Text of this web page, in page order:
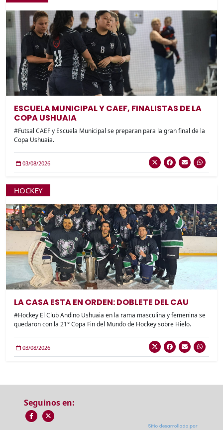
ESCUELA MUNICIPAL Y CAEF, FINALISTAS DE LA
COPA USHUAIA
#Futsal CAEF y Escuela Municipal se preparan para la gran final de la
Copa Ushuaia.
03/08/2026
HOCKEY
LA CASA ESTA EN ORDEN: DOBLETE DEL CAU
#Hockey El Club Andino Ushuaia en la rama masculina y femenina se
quedaron con la 21° Copa Fin del Mundo de Hockey sobre Hielo.
03/08/2026
Seguinos en: